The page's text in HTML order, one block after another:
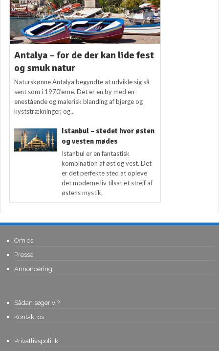
Antalya – for de der kan lide fest
og smuk natur
Naturskønne Antalya begyndte at udvikle sig så
sent som i 1970’erne. Det er en by med en
enestående og malerisk blanding af bjerge og
kyststrækninger, og...
Istanbul – stedet hvor østen
og vesten mødes
Istanbul er en fantastisk
kombination af øst og vest. Det
er det perfekte sted at opleve
det moderne liv tilsat et strejf af
østens mystik.
Om os
Presse
Annoncering
Sådan søger vi?
Kontakt os
Privatlivspolitik